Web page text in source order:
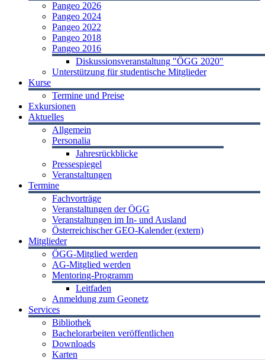
Pangeo 2026
Pangeo 2024
Pangeo 2022
Pangeo 2018
Pangeo 2016
Diskussionsveranstaltung "ÖGG 2020"
Unterstützung für studentische Mitglieder
Kurse
Termine und Preise
Exkursionen
Aktuelles
Allgemein
Personalia
Jahresrückblicke
Pressespiegel
Veranstaltungen
Termine
Fachvorträge
Veranstaltungen der ÖGG
Veranstaltungen im In- und Ausland
Österreichischer GEO-Kalender (extern)
Mitglieder
ÖGG-Mitglied werden
AG-Mitglied werden
Mentoring-Programm
Leitfaden
Anmeldung zum Geonetz
Services
Bibliothek
Bachelorarbeiten veröffentlichen
Downloads
Karten